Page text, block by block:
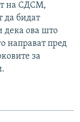
на СДСМ,
да бидат
дека ова што
направат пред
за